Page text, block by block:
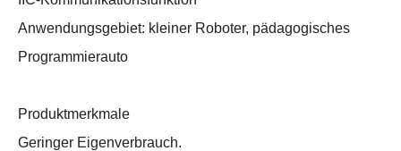
Anwendungsgebiet: kleiner Roboter, pädagogisches
Programmierauto
Produktmerkmale
Geringer Eigenverbrauch.